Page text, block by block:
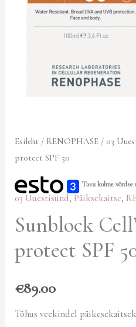
Esileht / RENOPHASE / 03
protect SPF 50
Tasu kolme võrdse
03 Uuestisünd, Päiksekaitse,
Sunblock
protect SPF
€89.00
Tõhus veekindel